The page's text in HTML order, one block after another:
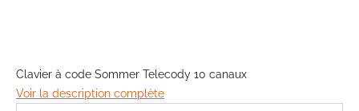
to
the
beginning
Clavier à code Sommer Telecody 10 canaux
Voir la description complète